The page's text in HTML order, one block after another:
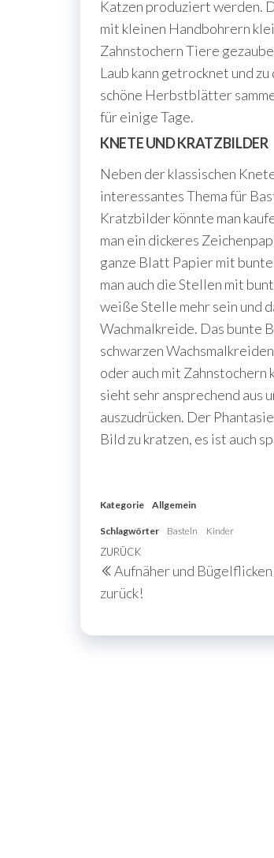
Katzen produziert werden.
mit kleinen Handbohrern
Zahnstochern Tiere
Laub kann getrocknet und
schöne Herbstblätter
für einige Tage.
KNETE UND KRATZBILDER
Neben der klassischen
interessantes Thema für
Kratzbilder könnte man
man ein dickeres
ganze Blatt Papier mit
man auch die Stellen mit
weiße Stelle mehr sein und
Wachmalkreide. Das bunte
schwarzen
oder auch mit Zahnstochern
sieht sehr ansprechend aus
auszudrücken. Der
Bild zu kratzen, es ist auch
Kategorie Allgemein
Schlagwörter Basteln Kinder
Vorheriger
Beitrag
ZURÜCK
Aufnäher und
zurück!